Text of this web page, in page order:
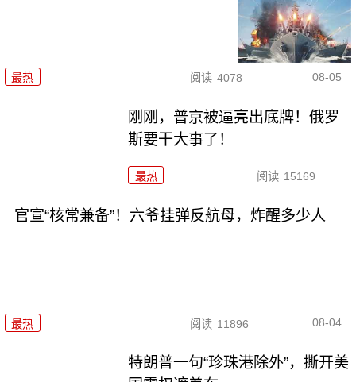
最热 阅读 4078 08-05
刚刚，普京被逼亮出底牌！俄罗
斯要干大事了！
最热 阅读 15169
官宣“核常兼备”！六爷挂弹反航母，炸醒多少人
最热 阅读 11896 08-04
特朗普一句“珍珠港除外”，撕开美